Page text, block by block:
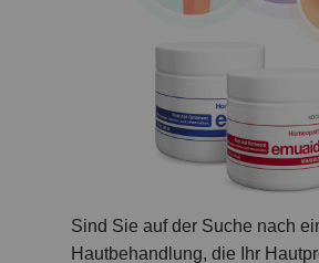
Sind Sie auf der Suche nach
Hautbehandlung, die Ihr